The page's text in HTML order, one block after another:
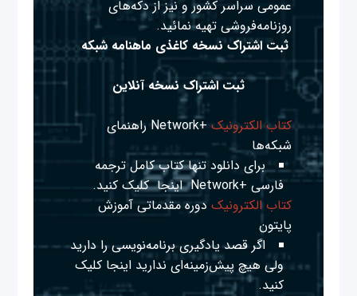
عمومی سراسر کشور و نیز از دکه‌های
روزنامه‌فروشی تهیه نمائید.
ثبت اشتراک نسخه کاغذی ماهنامه شبکه
ثبت اشتراک نسخه آنلاین
کتاب الکترونیک
+Network راهنمای
شبکه‌ها
برای دانلود تنها کتاب کامل ترجمه
فارسی +Network
اینجا کلیک کنید.
کتاب الکترونیک دوره مقدماتی آموزش
پایتون
اگر قصد یادگیری برنامه‌نویسی را دارید
ولی هیچ پیش‌زمینه‌ای نداریداینجا کلیک
کنید.